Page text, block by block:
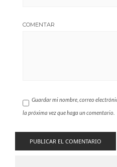
COMENTAR
Guardar mi nombre, correo
la próxima vez que haga un comentario.